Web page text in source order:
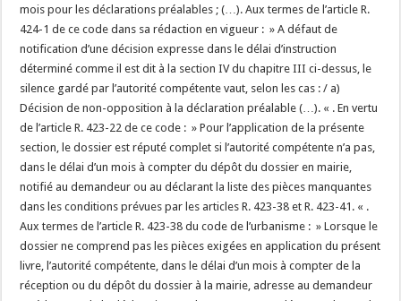
mois pour les déclarations préalables ; (…). Aux termes de l’article R.
424-1 de ce code dans sa rédaction en vigueur : » A défaut de
notification d’une décision expresse dans le délai d’instruction
déterminé comme il est dit à la section IV du chapitre III ci-dessus, le
silence gardé par l’autorité compétente vaut, selon les cas : / a)
Décision de non-opposition à la déclaration préalable (…). « . En vertu
de l’article R. 423-22 de ce code : » Pour l’application de la présente
section, le dossier est réputé complet si l’autorité compétente n’a pas,
dans le délai d’un mois à compter du dépôt du dossier en mairie,
notifié au demandeur ou au déclarant la liste des pièces manquantes
dans les conditions prévues par les articles R. 423-38 et R. 423-41. « .
Aux termes de l’article R. 423-38 du code de l’urbanisme : » Lorsque le
dossier ne comprend pas les pièces exigées en application du présent
livre, l’autorité compétente, dans le délai d’un mois à compter de la
réception ou du dépôt du dossier à la mairie, adresse au demandeur